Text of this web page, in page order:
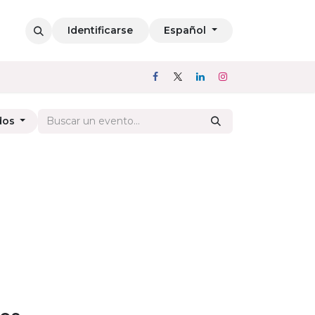
Identificarse Español